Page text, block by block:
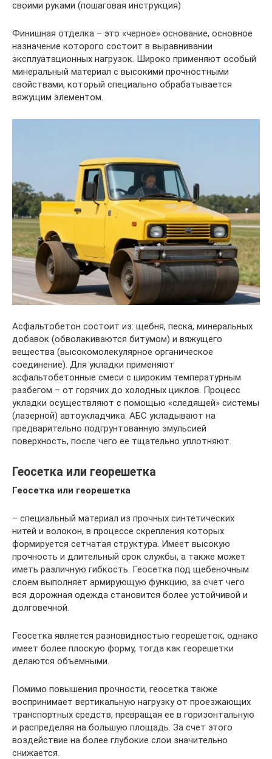
своими руками (пошаговая инструкция)
Финишная отделка – это «черное» основание, основное
назначение которого состоит в выравнивании
эксплуатационных нагрузок. Широко применяют особый
минеральный материал с высокими прочностными
свойствами, который специально обрабатывается
вяжущим элементом.
Асфальтобетон состоит из: щебня, песка, минеральных
добавок (обволакиваются битумом) и вяжущего
вещества (высокомолекулярное органическое
соединение). Для укладки применяют
асфальтобетонные смеси с широким температурным
разбегом – от горячих до холодных циклов. Процесс
укладки осуществляют с помощью «следящей» системы
(лазерной) автоукладчика. АБС укладывают на
предварительно подгрунтованную эмульсией
поверхность, после чего ее тщательно уплотняют.
Геосетка или георешетка
Геосетка или георешетка
– специальный материал из прочных синтетических
нитей и волокон, в процессе скрепления которых
формируется сетчатая структура. Имеет высокую
прочность и длительный срок службы, а также может
иметь различную гибкость. Геосетка под щебеночным
слоем выполняет армирующую функцию, за счет чего
вся дорожная одежда становится более устойчивой и
долговечной.
Геосетка является разновидностью георешеток, однако
имеет более плоскую форму, тогда как георешетки
делаются объемными.
Помимо повышения прочности, геосетка также
воспринимает вертикальную нагрузку от проезжающих
транспортных средств, превращая ее в горизонтальную
и распределяя на большую площадь. За счет этого
воздействие на более глубокие слои значительно
снижается.